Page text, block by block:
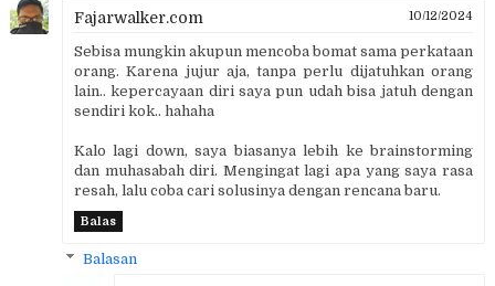
Fajarwalker.com 10/12/2024
Sebisa mungkin akupun mencoba bomat sama perkataan
orang. Karena jujur aja, tanpa perlu dijatuhkan orang
lain.. kepercayaan diri saya pun udah bisa jatuh dengan
sendiri kok.. hahaha
Kalo lagi down, saya biasanya lebih ke brainstorming
dan muhasabah diri. Mengingat lagi apa yang saya rasa
resah, lalu coba cari solusinya dengan rencana baru.
Balas
Balasan